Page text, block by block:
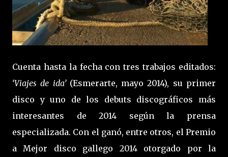
Cuenta hasta la fecha con tres trabajos editados:
‘Viajes de ida’(Esmerarte, mayo 2014), su primer
disco y uno de los debuts discográficos más
interesantes de 2014 según la prensa
especializada. Con el ganó, entre otros, el Premio
a Mejor disco gallego 2014 otorgado por la